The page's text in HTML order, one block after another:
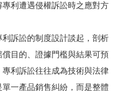
利遭遇侵權訴訟時之應對方
訴訟的制度設計談起，剖析
目的、證據門檻與結果可預
利訴訟往往成為技術與法律
一產品銷售糾紛，而是整體